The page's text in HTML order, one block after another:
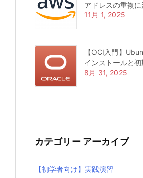
アドレスの重複に
11月 1, 2025
【OCI入門】
インストールと初
8月 31, 2025
カテゴリー アーカイブ
【初学者向け】実践演習